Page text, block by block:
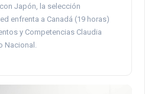
Japón, la selección
enfrenta a Canadá (19 horas)
y Competencias Claudia
Nacional.